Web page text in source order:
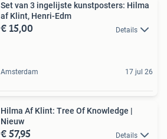
Set van 3 ingelijste kunstposters: Hilma
af Klint, Henri-Edm
€ 15,00 Details
Amsterdam 17 jul 26
Hilma Af Klint: Tree Of Knowledge |
Nieuw
€ 57,95 Details